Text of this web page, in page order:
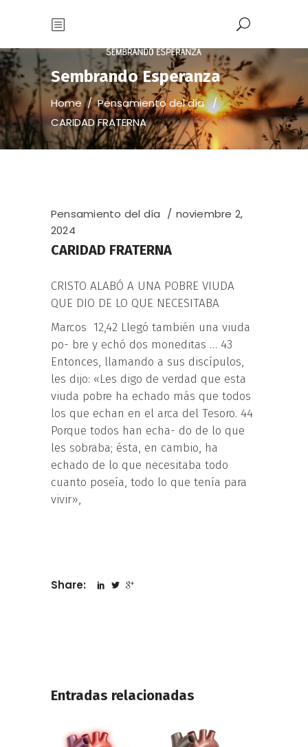
Sembrando Esperanza
Home/Pensamiento del día/
CARIDAD FRATERNA
Pensamiento del día
noviembre 2,
2024
CARIDAD FRATERNA
CRISTO ALABÓ A UNA POBRE VIUDA
QUE DIO DE LO QUE NECESITABA
Marcos 12,42 Llegó también una viuda
po- bre y echó dos moneditas … 43
Entonces, llamando a sus discípulos,
les dijo: «Les digo de verdad que esta
viuda pobre ha echado más que todos
los que echan en el arca del Tesoro. 44
Porque todos han echa- do de lo que
les sobraba; ésta, en cambio, ha
echado de lo que necesitaba todo
cuanto poseía, todo lo que tenía para
vivir»,
Share:
Entradas relacionadas